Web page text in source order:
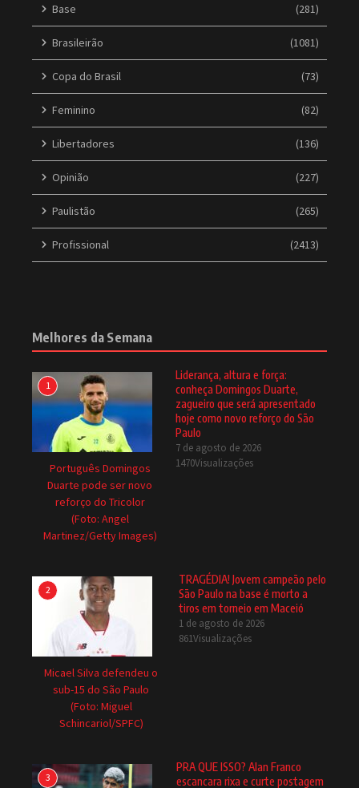
Base (281)
Brasileirão (1081)
Copa do Brasil (73)
Feminino (82)
Libertadores (136)
Opinião (227)
Paulistão (265)
Profissional (2413)
Melhores da Semana
1
Português Domingos
Duarte pode ser novo
reforço do Tricolor
(Foto: Angel
Martinez/Getty Images)
Liderança, altura e força:
conheça Domingos Duarte,
zagueiro que será apresentado
hoje como novo reforço do São
Paulo
7 de agosto de 2026
1470Visualizações
2
Micael Silva defendeu o
sub-15 do São Paulo
(Foto: Miguel
Schincariol/SPFC)
TRAGÉDIA! Jovem campeão pelo
São Paulo na base é morto a
tiros em torneio em Maceió
1 de agosto de 2026
861Visualizações
3
PRA QUE ISSO? Alan Franco
escancara rixa e curte postagem